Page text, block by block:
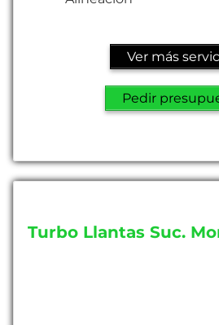
Ver más
Pedir
Turbo Llantas Suc.